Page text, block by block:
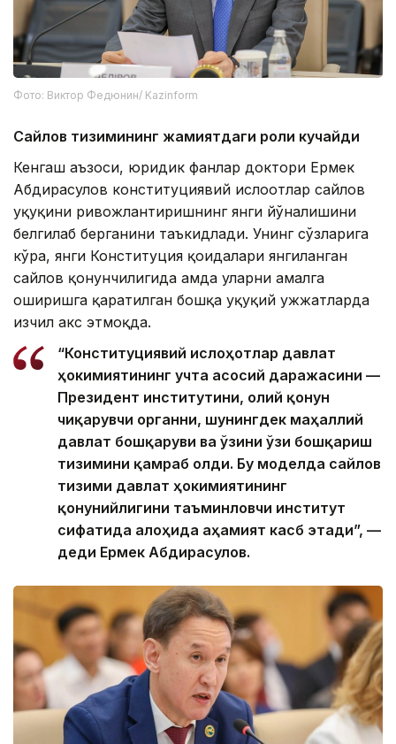
Фото: Виктор Федюнин/ Kazinform
Сайлов тизимининг жамиятдаги роли кучайди
Кенгаш аъзоси, юридик фанлар доктори Ермек
Абдирасулов конституциявий ислоҳотлар сайлов
ҳуқуқини ривожлантиришнинг янги йўналишини
белгилаб берганини таъкидлади. Унинг сўзларига
кўра, янги Конституция қоидалари янгиланган
сайлов қонунчилигида ҳамда уларни амалга
оширишга қаратилган бошқа ҳуқуқий ҳужжатларда
изчил акс этмоқда.
“Конституциявий ислоҳотлар давлат
ҳокимиятининг учта асосий даражасини —
Президент институтини, олий қонун
чиқарувчи органни, шунингдек маҳаллий
давлат бошқаруви ва ўзини ўзи бошқариш
тизимини қамраб олди. Бу моделда сайлов
тизими давлат ҳокимиятининг
қонунийлигини таъминловчи институт
сифатида алоҳида аҳамият касб этади”, —
деди Ермек Абдирасулов.